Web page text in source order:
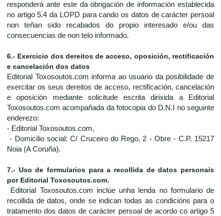
responderá ante este da obrigación de información establecida
no artigo 5.4 da LOPD para cando os datos de carácter persoal
non teñan sido recabados do propio interesado e/ou das
consecuencias de non telo informado.
6.- Exercicio dos dereitos de acceso, oposición, rectificación
e cancelación dos datos
Editorial Toxosoutos.com informa ao usuario da posibilidade de
exercitar os seus dereitos de acceso, rectificación, cancelación
e oposición mediante solicitude escrita dirixida a Editorial
Toxosoutos.com acompañada da fotocopia do D.N.I no seguinte
enderezo:
- Editorial Toxosoutos.com,
- Domicilio social: C/ Cruceiro do Rego, 2 - Obre - C.P. 15217
Noia (A Coruña).
7.- Uso de formularios para a recollida de datos personais
por Editorial Toxosoutos.com.
Editorial Toxosoutos.com inclúe unha lenda no formulario de
recollida de datos, onde se indican todas as condicións para o
tratamento dos datos de carácter persoal de acordo co artigo 5